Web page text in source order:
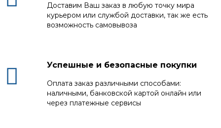
Доставим Ваш заказ в любую точку мира
курьером или службой доставки, так же есть
возможность самовывоза
Успешные и безопасные покупки
Оплата заказ различными способами:
наличными, банковской картой онлайн или
через платежные сервисы